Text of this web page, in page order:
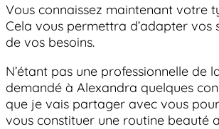
Vous connaissez maintenant votre
Cela vous permettra d’adapter vos
de vos besoins.
N’étant pas une professionnelle de
demandé à Alexandra quelques
que je vais partager avec vous
vous constituer une routine beauté